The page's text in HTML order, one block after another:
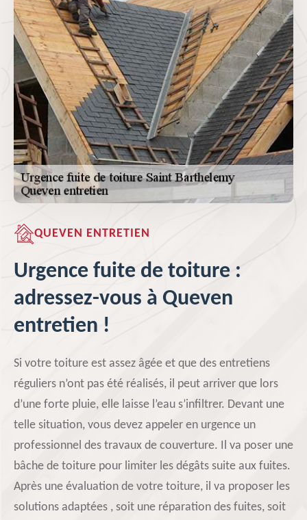
QUEVEN ENTRETIEN
Urgence fuite de toiture :
adressez-vous à Queven
entretien !
Si votre toiture est assez âgée et que des entretiens
réguliers n’ont pas été réalisés, il peut arriver que lors
d’une forte pluie, elle laisse l’eau s’infiltrer. Devant une
telle situation, vous devez appeler en urgence un
professionnel des travaux de couverture. Il va poser une
bâche de toiture pour limiter les dégâts suite aux fuites.
Après une évaluation de votre toiture, il va proposer les
solutions adaptées , soit une réparation des fuites, soit